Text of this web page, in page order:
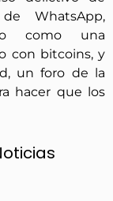
WhatsApp,
como una
con bitcoins, y
un foro de la
hacer que los